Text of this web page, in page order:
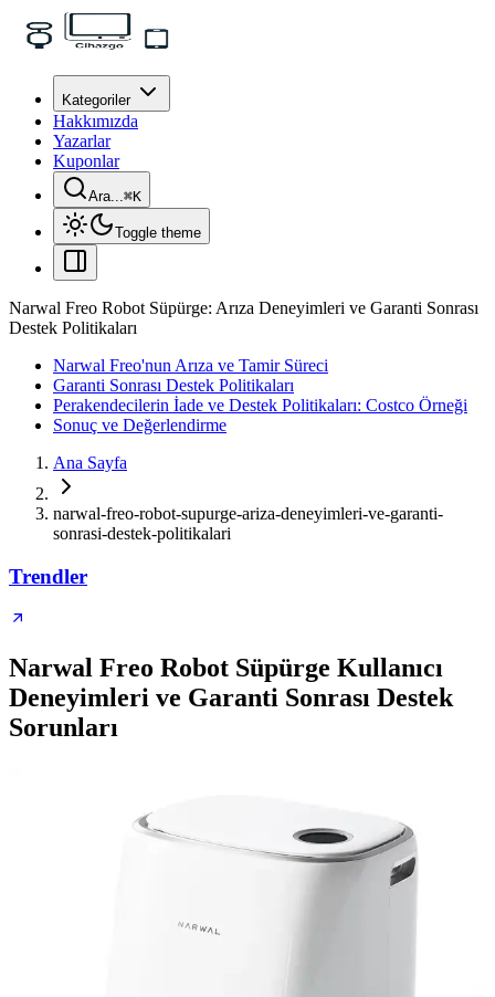
Kategoriler
Hakkımızda
Yazarlar
Kuponlar
Ara...⌘K
Toggle theme
Narwal Freo Robot Süpürge: Arıza Deneyimleri ve Garanti Sonrası
Destek Politikaları
Narwal Freo'nun Arıza ve Tamir Süreci
Garanti Sonrası Destek Politikaları
Perakendecilerin İade ve Destek Politikaları: Costco Örneği
Sonuç ve Değerlendirme
Ana Sayfa
narwal-freo-robot-supurge-ariza-deneyimleri-ve-garanti-
sonrasi-destek-politikalari
Trendler
Narwal Freo Robot Süpürge Kullanıcı
Deneyimleri ve Garanti Sonrası Destek
Sorunları